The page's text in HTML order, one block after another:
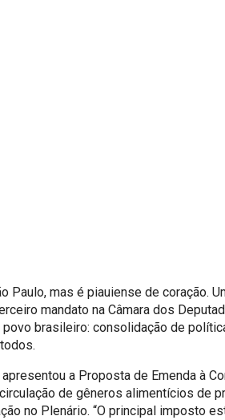
Paulo, mas é piauiense de coração.
mandato na Câmara dos
brasileiro: consolidação de
apresentou a Proposta de Emenda à
de gêneros alimentícios de
no Plenário. “O principal imposto